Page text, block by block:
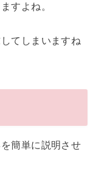
すよね。
てしまいますね
簡単に説明させ